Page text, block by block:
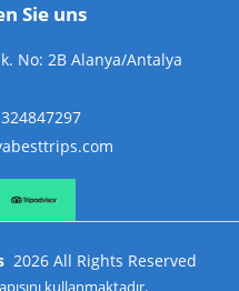
Sie uns
No: 2B Alanya/Antalya
2026 All Rights Reserved
kullanmaktadır.